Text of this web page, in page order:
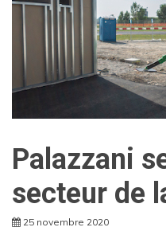
Palazzani
secteur de
25 novembre 2020